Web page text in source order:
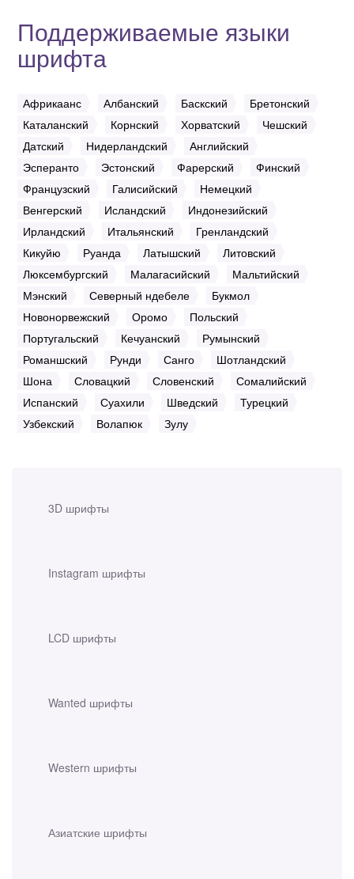
3D шрифты
Instagram шрифты
LCD шрифты
Wanted шрифты
Western шрифты
Азиатские шрифты
Поддерживаемые языки
шрифта
Африкаанс Албанский Баскский
Бретонский
Каталанский
Корнский Хорватский
Чешский
Датский
Нидерландский
Английский
Эсперанто
Эстонский Фарерский
Финский
Французский
Галисийский
Немецкий
Венгерский
Исландский
Индонезийский
Ирландский
Итальянский
Гренландский
Кикуйю
Руанда Латышский
Литовский
Люксембургский
Малагасийский
Мальтийский
Мэнский
Северный ндебеле
Букмол
Новонорвежский
Оромо
Польский
Португальский
Кечуанский
Румынский
Романшский
Рунди Санго
Шотландский
Шона
Словацкий Словенский
Сомалийский
Испанский
Суахили Шведский
Турецкий
Узбекский
Волапюк Зулу